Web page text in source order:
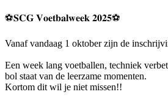
⚽️𝐒𝐂𝐆 𝐕𝐨𝐞𝐭𝐛𝐚𝐥𝐰𝐞𝐞𝐤 𝟐𝟎𝟐𝟓⚽
Vanaf vandaag 1 oktober zijn de
Een week lang voetballen, techniek
bol staat van de leerzame momenten.
Kortom dit wil je niet missen!!